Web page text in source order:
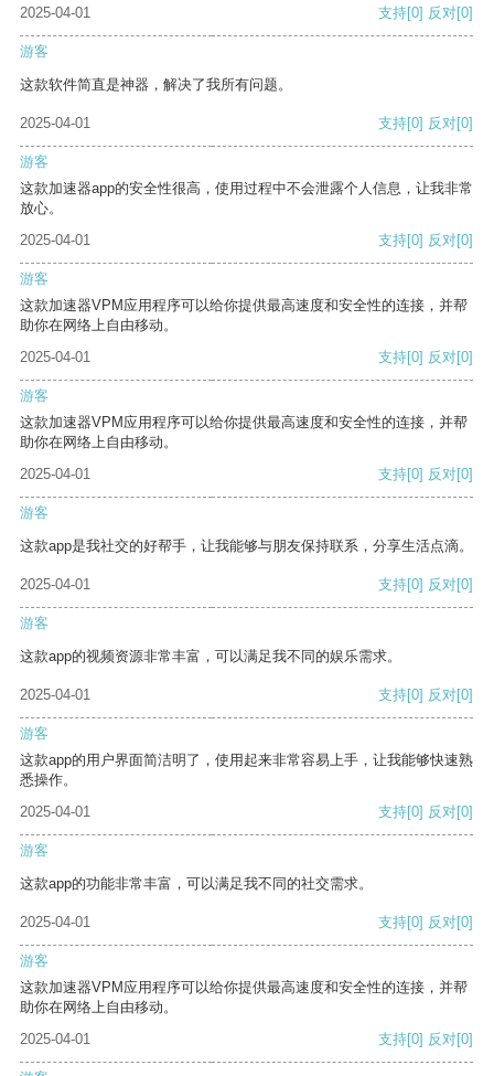
2025-04-01 支持[0] 反对[0]
游客
这款软件简直是神器，解决了我所有问题。
2025-04-01 支持[0] 反对[0]
游客
这款加速器app的安全性很高，使用过程中不会泄露个人信息，让我非常
放心。
2025-04-01
支持[0] 反对[0]
游客
这款加速器VPM应用程序可以给你提供最高速度和安全性的连接，并帮
助你在网络上自由移动。
2025-04-01
支持[0] 反对[0]
游客
这款加速器VPM应用程序可以给你提供最高速度和安全性的连接，并帮
助你在网络上自由移动。
2025-04-01
支持[0] 反对[0]
游客
这款app是我社交的好帮手，让我能够与朋友保持联系，分享生活点滴。
2025-04-01 支持[0] 反对[0]
游客
这款app的视频资源非常丰富，可以满足我不同的娱乐需求。
2025-04-01 支持[0] 反对[0]
游客
这款app的用户界面简洁明了，使用起来非常容易上手，让我能够快速熟
悉操作。
2025-04-01
支持[0] 反对[0]
游客
这款app的功能非常丰富，可以满足我不同的社交需求。
2025-04-01 支持[0] 反对[0]
游客
这款加速器VPM应用程序可以给你提供最高速度和安全性的连接，并帮
助你在网络上自由移动。
2025-04-01
支持[0] 反对[0]